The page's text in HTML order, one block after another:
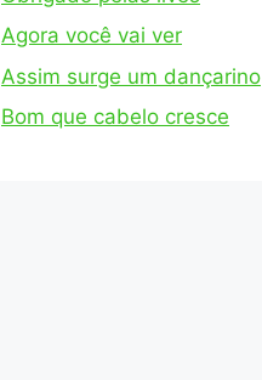
Agora você vai ver
Assim surge um dançarino
Bom que cabelo cresce